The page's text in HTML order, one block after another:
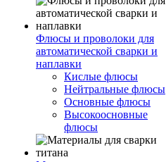
Флюсы и проволоки для
автоматической сварки и
наплавки
Кислые флюсы
Нейтральные флюсы
Основные флюсы
Высокоосновные
флюсы